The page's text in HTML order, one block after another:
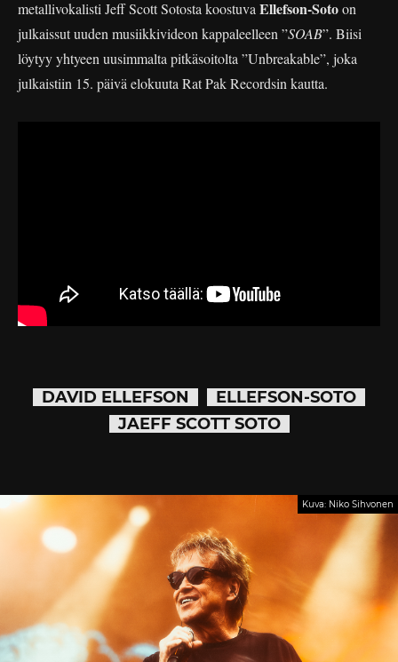
metallivokalisti Jeff Scott Sotosta koostuva Ellefson-Sotoon
julkaissut uuden musiikkivideon kappaleelleen ”SOAB”. Biisi
löytyy yhtyeen uusimmalta pitkäsoitolta ”Unbreakable”, joka
julkaistiin 15. päivä elokuuta Rat Pak Recordsin kautta.
DAVID ELLEFSON
ELLEFSON-SOTO
JAEFF SCOTT SOTO
Kuva: Niko Sihvonen